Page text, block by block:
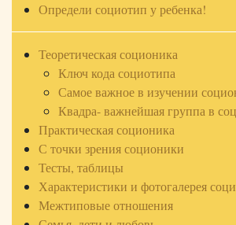
Определи социотип у ребенка!
Теоретическая соционика
Ключ кода социотипа
Самое важное в изучении
Квадра- важнейшая группа в
Практическая соционика
С точки зрения соционики
Тесты, таблицы
Характеристики и фотогалерея
Межтиповые отношения